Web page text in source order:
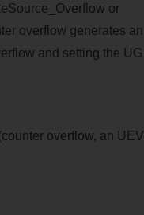
or
overflow generates an
and setting the UG
overflow, an UEV